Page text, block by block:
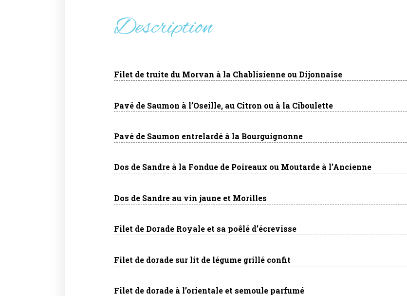
Description
Filet de truite du Morvan à la Chablisienne ou Dijonnaise
Pavé de Saumon à l’Oseille, au Citron ou à la Ciboulette
Pavé de Saumon entrelardé à la Bourguignonne
Dos de Sandre à la Fondue de Poireaux ou Moutarde à l’Ancienne
Dos de Sandre au vin jaune et Morilles
Filet de Dorade Royale et sa poêlé d’écrevisse
Filet de dorade sur lit de légume grillé confit
Filet de dorade à l’orientale et semoule parfumé